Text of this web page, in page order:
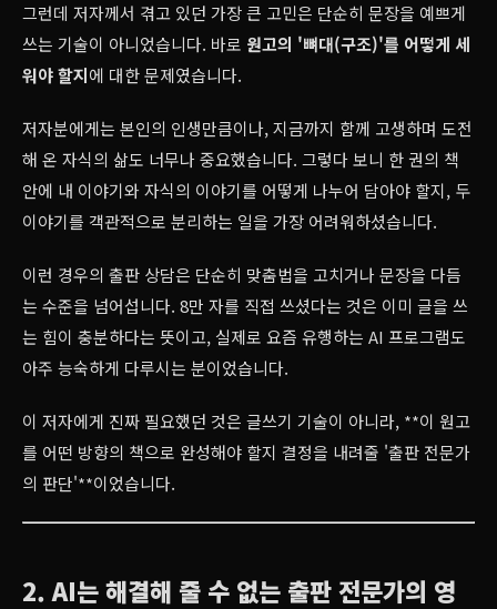
그런데 저자께서 겪고 있던 가장 큰 고민은 단순히 문장을 예쁘게
쓰는 기술이 아니었습니다. 바로 원고의 '뼈대(구조)'를 어떻게 세
워야 할지에 대한 문제였습니다.
저자분에게는 본인의 인생만큼이나, 지금까지 함께 고생하며 도전
해 온 자식의 삶도 너무나 중요했습니다. 그렇다 보니 한 권의 책
안에 내 이야기와 자식의 이야기를 어떻게 나누어 담아야 할지, 두
이야기를 객관적으로 분리하는 일을 가장 어려워하셨습니다.
이런 경우의 출판 상담은 단순히 맞춤법을 고치거나 문장을 다듬
는 수준을 넘어섭니다. 8만 자를 직접 쓰셨다는 것은 이미 글을 쓰
는 힘이 충분하다는 뜻이고, 실제로 요즘 유행하는 AI 프로그램도
아주 능숙하게 다루시는 분이었습니다.
이 저자에게 진짜 필요했던 것은 글쓰기 기술이 아니라, **이 원고
를 어떤 방향의 책으로 완성해야 할지 결정을 내려줄 '출판 전문가
의 판단'**이었습니다.
2. AI는 해결해 줄 수 없는 출판 전문가의 영